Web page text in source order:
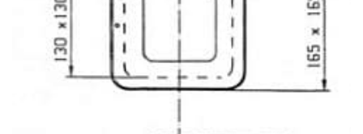
LF 116